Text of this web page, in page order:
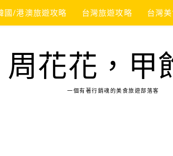
國/港澳旅遊攻略 台灣旅遊攻略 台灣
周花花，甲
一個有著行銷魂的美食旅遊部落客